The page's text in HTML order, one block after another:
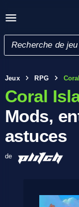
Jeux RPG
Coral
Mods,
astuces
de